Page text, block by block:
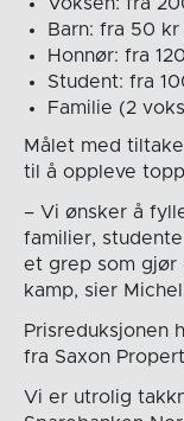
Voksen: fra
Barn: fra 50
Honnør: fra
Student: fra
Familie (2
Målet med
til å oppleve
– Vi ønsker å
familier,
et grep som gjør
kamp, sier
Prisreduksjonen
fra Saxon
Vi er utrolig